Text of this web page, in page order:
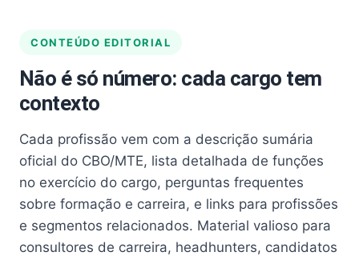
CONTEÚDO EDITORIAL
Não é só número: cada cargo tem
contexto
Cada profissão vem com a descrição sumária
oficial do CBO/MTE, lista detalhada de funções
no exercício do cargo, perguntas frequentes
sobre formação e carreira, e links para profissões
e segmentos relacionados. Material valioso para
consultores de carreira, headhunters, candidatos